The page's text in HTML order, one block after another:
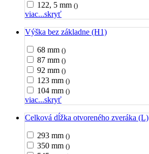
122, 5 mm ()
viac...skryť
Výška bez základne (H1)
68 mm ()
87 mm ()
92 mm ()
123 mm ()
104 mm ()
viac...skryť
Celková dĺžka otvoreného zveráka (L)
293 mm ()
350 mm ()